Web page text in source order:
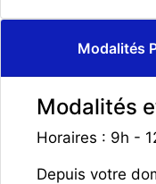
Modalités
Modalités
Horaires : 9h -
Depuis votre